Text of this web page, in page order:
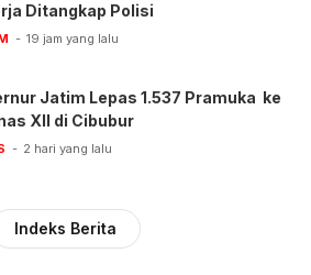
Ditangkap Polisi
19 jam yang lalu
Jatim Lepas 1.537 Pramuka ke
XII di Cibubur
2 hari yang lalu
Indeks Berita